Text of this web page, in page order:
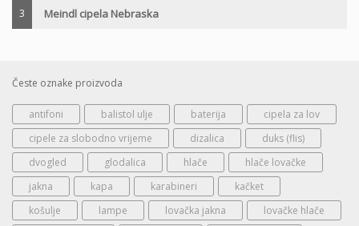
3 Meindl cipela Nebraska
Česte oznake proizvoda
antifoni balistol ulje baterija
cipela za lov
cipele za slobodno vrijeme
dizalica
duks (flis)
dvogled
glodalica hlače
hlače lovačke
jakna
kapa karabineri
kačket
košulje
lampe lovačka jakna
lovačke hlače